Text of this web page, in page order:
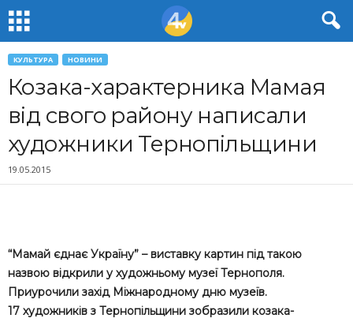
КУЛЬТУРА НОВИНИ
Козака-характерника Мамая
від свого району написали
художники Тернопільщини
19.05.2015
“Мамай єднає Україну” – виставку картин під такою
назвою відкрили у художньому музеї Тернополя.
Приурочили захід Міжнародному дню музеїв.
17 художників з Тернопільщини зобразили козака-